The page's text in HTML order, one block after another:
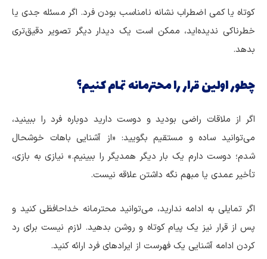
کوتاه یا کمی اضطراب نشانه نامناسب بودن فرد. اگر مسئله جدی یا
خطرناکی ندیده‌اید، ممکن است یک دیدار دیگر تصویر دقیق‌تری
بدهد.
چطور اولین قرار را محترمانه تمام کنیم؟
اگر از ملاقات راضی بودید و دوست دارید دوباره فرد را ببینید،
می‌توانید ساده و مستقیم بگویید: «از آشنایی باهات خوشحال
شدم؛ دوست دارم یک بار دیگر همدیگر را ببینیم.» نیازی به بازی،
تأخیر عمدی یا مبهم نگه داشتن علاقه نیست.
اگر تمایلی به ادامه ندارید، می‌توانید محترمانه خداحافظی کنید و
پس از قرار نیز یک پیام کوتاه و روشن بدهید. لازم نیست برای رد
کردن ادامه آشنایی یک فهرست از ایرادهای فرد ارائه کنید.